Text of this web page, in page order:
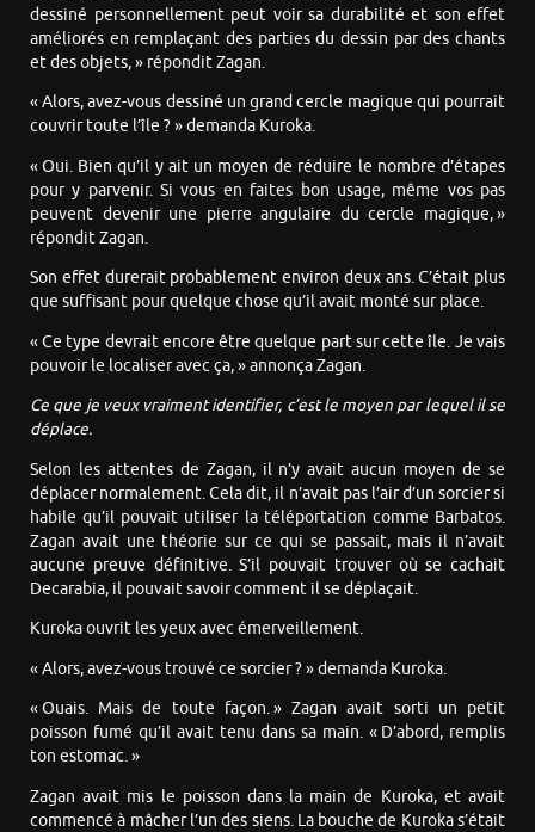
dessiné personnellement peut voir sa durabilité et son effet
améliorés en remplaçant des parties du dessin par des chants
et des objets, » répondit Zagan.
« Alors, avez-vous dessiné un grand cercle magique qui pourrait
couvrir toute l’île ? » demanda Kuroka.
« Oui. Bien qu’il y ait un moyen de réduire le nombre d’étapes
pour y parvenir. Si vous en faites bon usage, même vos pas
peuvent devenir une pierre angulaire du cercle magique, »
répondit Zagan.
Son effet durerait probablement environ deux ans. C’était plus
que suffisant pour quelque chose qu’il avait monté sur place.
« Ce type devrait encore être quelque part sur cette île. Je vais
pouvoir le localiser avec ça, » annonça Zagan.
Ce que je veux vraiment identifier, c’est le moyen par lequel il se
déplace.
Selon les attentes de Zagan, il n’y avait aucun moyen de se
déplacer normalement. Cela dit, il n’avait pas l’air d’un sorcier si
habile qu’il pouvait utiliser la téléportation comme Barbatos.
Zagan avait une théorie sur ce qui se passait, mais il n’avait
aucune preuve définitive. S’il pouvait trouver où se cachait
Decarabia, il pouvait savoir comment il se déplaçait.
Kuroka ouvrit les yeux avec émerveillement.
« Alors, avez-vous trouvé ce sorcier ? » demanda Kuroka.
« Ouais. Mais de toute façon. » Zagan avait sorti un petit
poisson fumé qu’il avait tenu dans sa main. « D’abord, remplis
ton estomac. »
Zagan avait mis le poisson dans la main de Kuroka, et avait
commencé à mâcher l’un des siens. La bouche de Kuroka s’était